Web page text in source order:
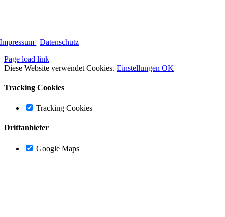
Impressum
Datenschutz
Page load link
Diese Website verwendet Cookies. Einstellungen OK
Tracking Cookies
Tracking Cookies
Drittanbieter
Google Maps